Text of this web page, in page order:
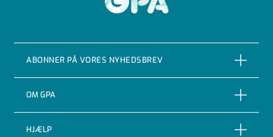
ABONNER PÅ VORES NYHEDSBREV
OM GPA
Om GPA Flowsystem A/S
HJÆLP